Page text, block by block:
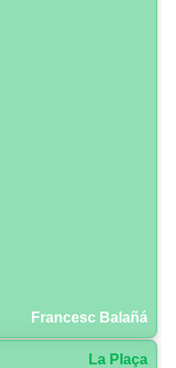
Francesc Balañá
La Plaça